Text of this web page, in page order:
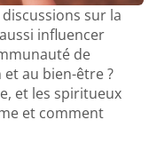
sur la
influencer
de
au bien-être ?
et les spiritueux
et comment